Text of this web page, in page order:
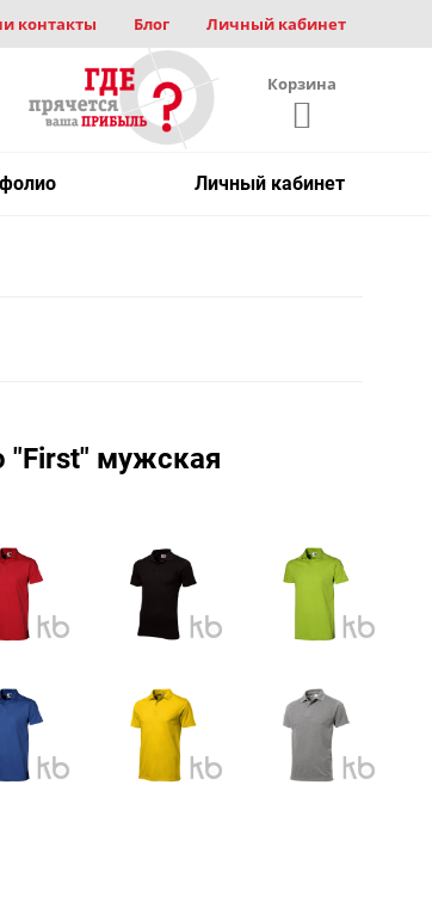
контакты Блог Личный кабинет
Корзина
Личный кабинет
"First" мужская